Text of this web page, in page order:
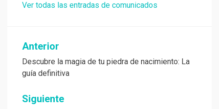
Ver todas las entradas de comunicados
Navegación
de
entradas
Anterior
Descubre la magia de tu piedra de nacimiento: La
guía definitiva
Siguiente